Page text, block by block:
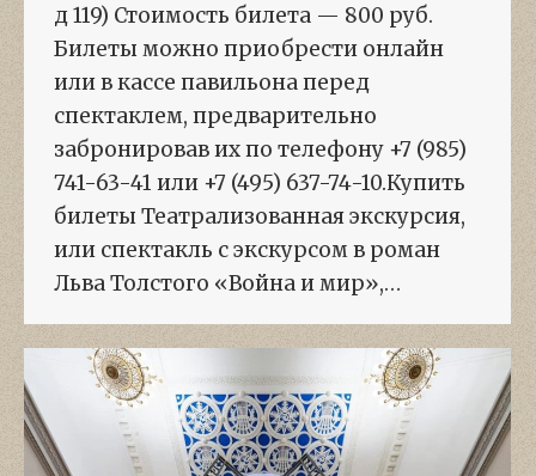
д 119) Стоимость билета — 800 руб.
Билеты можно приобрести онлайн
или в кассе павильона перед
спектаклем, предварительно
забронировав их по телефону +7 (985)
741-63-41 или +7 (495) 637-74-10.Купить
билеты Театрализованная экскурсия,
или спектакль с экскурсом в роман
Льва Толстого «Война и мир»,…